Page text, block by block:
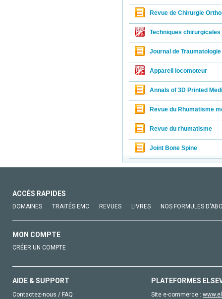
Revue de Chirurgie
Techniques
Journal de
Appareil locomoteur
Annals of 3D Printed
Revue du Rhumatisme
Revue du rhumatisme
Joint Bone Spine
ACCÈS RAPIDES
DOMAINES TRAITÉS EMC REVUES LIVRES NOS FORMULES
MON COMPTE
CRÉER UN COMPTE
AIDE & SUPPORT
Contactez-nous / FAQ
PLATEFORMES
Site e-commerce :